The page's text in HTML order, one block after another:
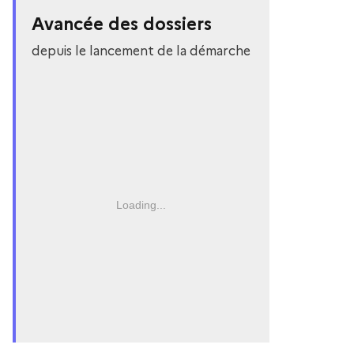
Avancée des dossiers
depuis le lancement de la démarche
Loading...